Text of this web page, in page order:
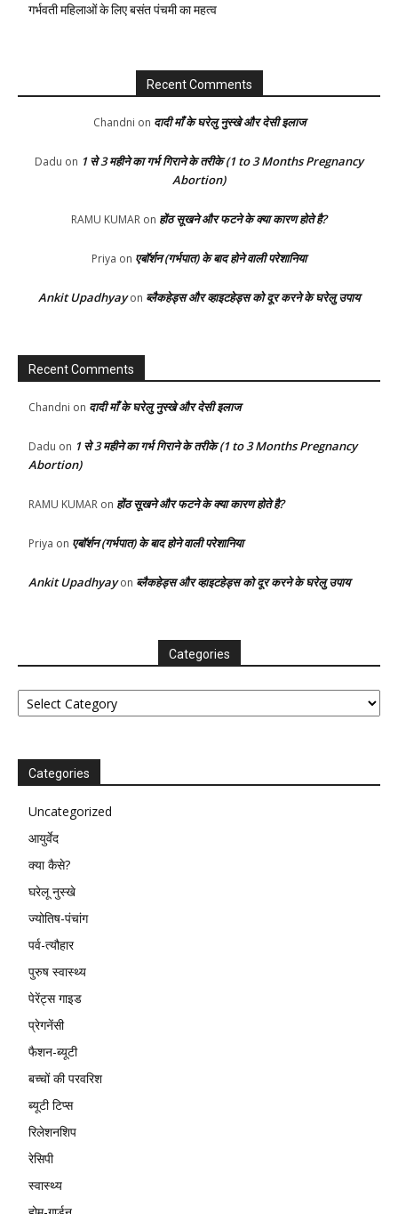
गर्भवती महिलाओं के लिए बसंत पंचमी का महत्व
Recent Comments
Chandni on दादी माँ के घरेलु नुस्खे और देसी इलाज
Dadu on 1 से 3 महीने का गर्भ गिराने के तरीके (1 to 3 Months Pregnancy
Abortion)
RAMU KUMAR on होंठ सूखने और फटने के क्या कारण होते है?
Priya on एबॉर्शन (गर्भपात) के बाद होने वाली परेशानिया
Ankit Upadhyayon ब्लैकहेड्स और व्हाइटहेड्स को दूर करने के घरेलु उपाय
Recent Comments
Chandni on दादी माँ के घरेलु नुस्खे और देसी इलाज
Dadu on 1 से 3 महीने का गर्भ गिराने के तरीके (1 to 3 Months Pregnancy
Abortion)
RAMU KUMAR on होंठ सूखने और फटने के क्या कारण होते है?
Priya on एबॉर्शन (गर्भपात) के बाद होने वाली परेशानिया
Ankit Upadhyayon ब्लैकहेड्स और व्हाइटहेड्स को दूर करने के घरेलु उपाय
Categories
Categories
Categories
Uncategorized
आयुर्वेद
क्या कैसे?
घरेलू नुस्खे
ज्योतिष-पंचांग
पर्व-त्यौहार
पुरुष स्वास्थ्य
पेरेंट्स गाइड
प्रेगनेंसी
फैशन-ब्यूटी
बच्चों की परवरिश
ब्यूटी टिप्स
रिलेशनशिप
रेसिपी
स्वास्थ्य